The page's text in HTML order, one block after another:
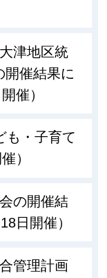
津地区統
開催結果に
催）
も・子育て
）
の開催結
日開催）
管理計画